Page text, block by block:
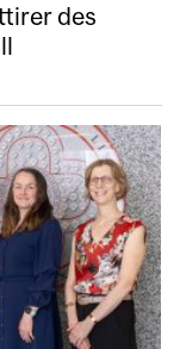
des